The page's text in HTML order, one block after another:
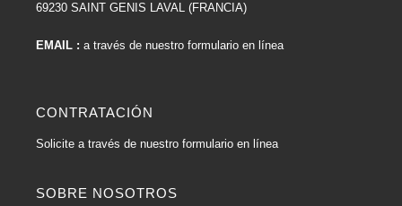
69230 SAINT GENIS LAVAL (FRANCIA)
EMAIL : a través de nuestro formulario en línea
CONTRATACIÓN
Solicite a través de nuestro formulario en línea
SOBRE NOSOTROS